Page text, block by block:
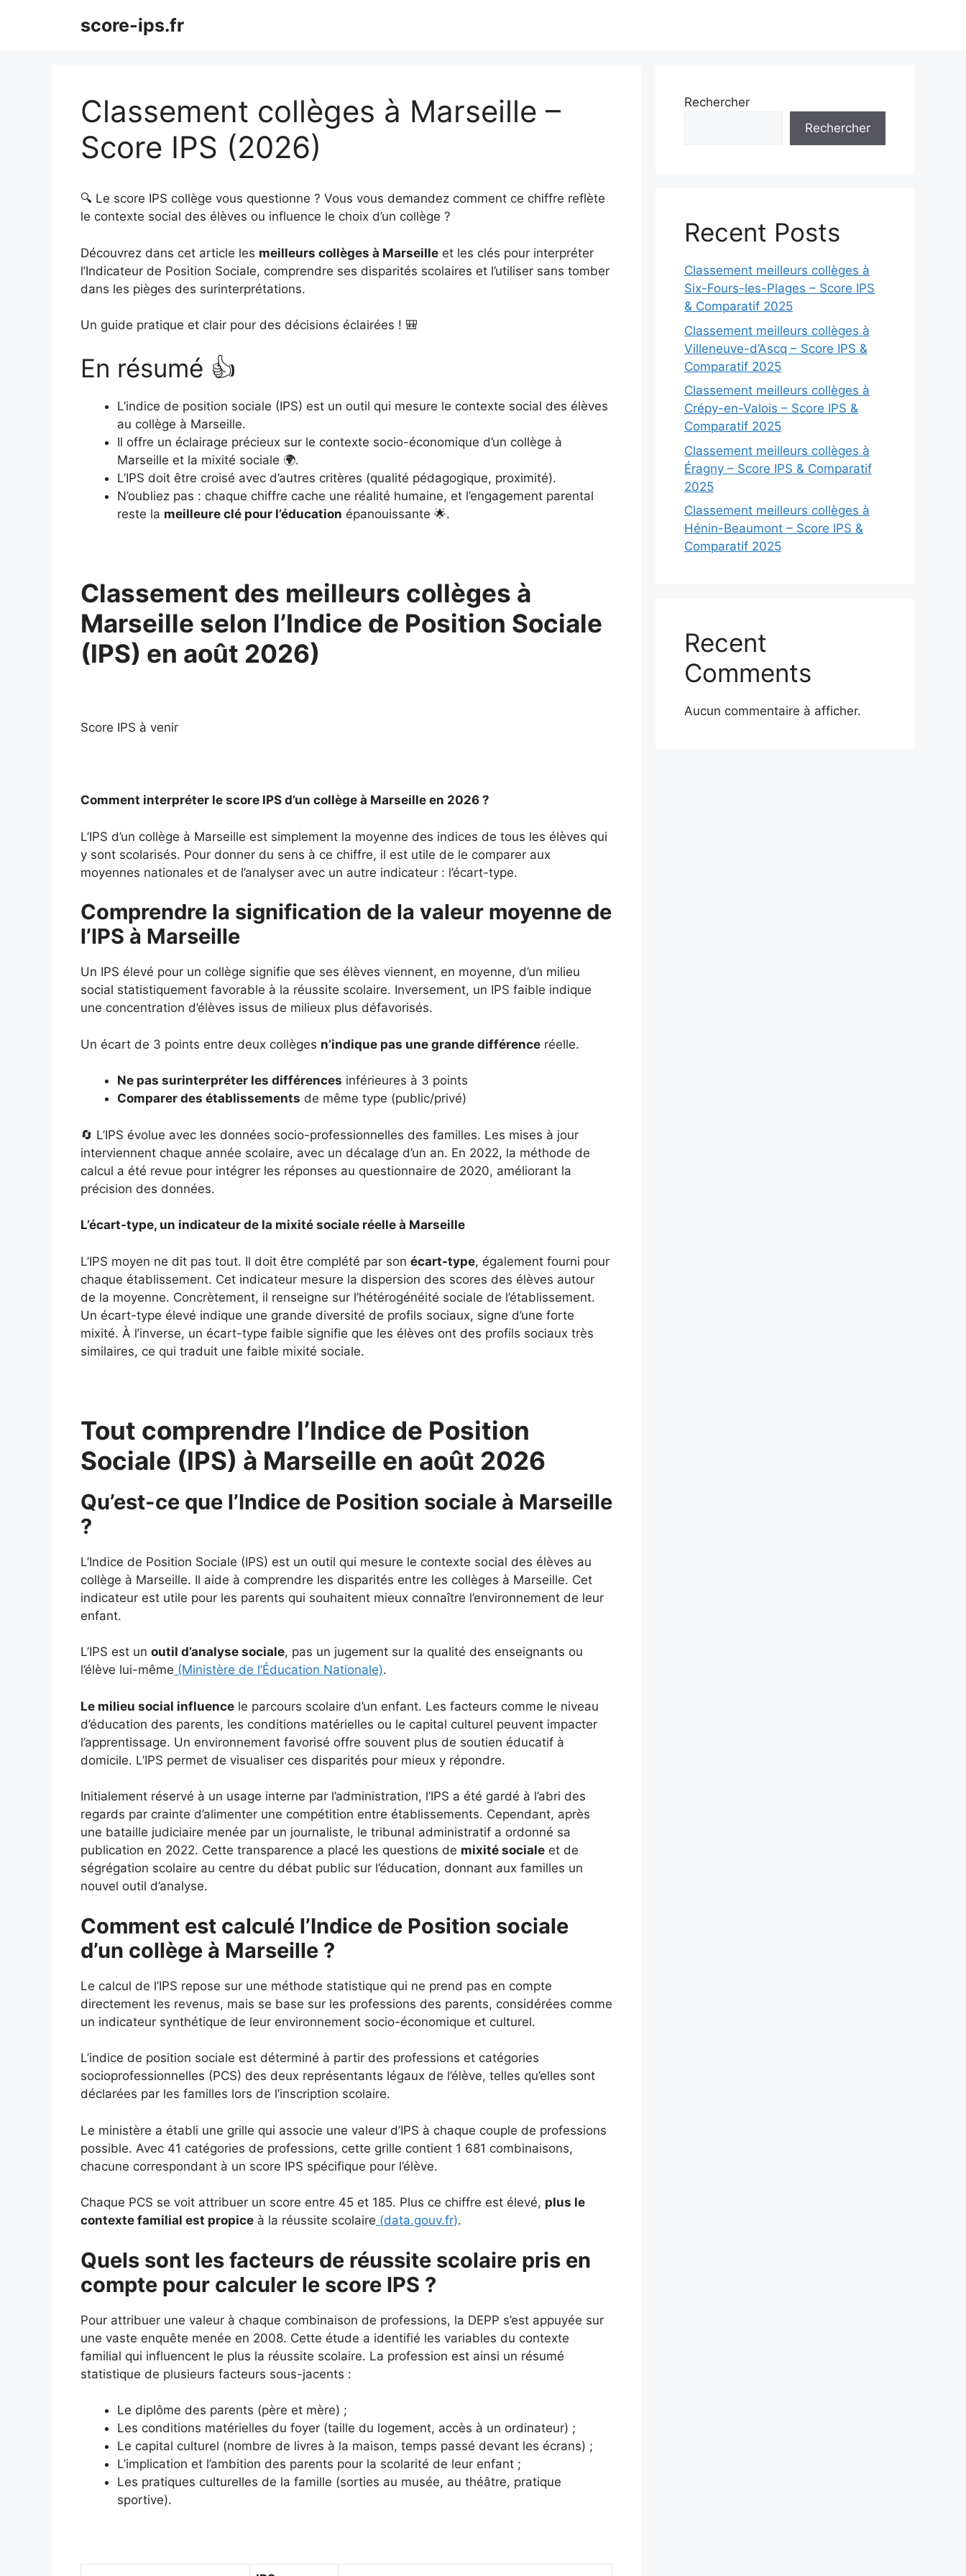
score-ips.fr
Classement collèges à Marseille –
Score IPS (2026)
🔍 Le score IPS collège vous questionne ? Vous vous demandez comment ce chiffre reflète
le contexte social des élèves ou influence le choix d’un collège ?
Découvrez dans cet article les meilleurs collèges à Marseille et les clés pour interpréter
l’Indicateur de Position Sociale, comprendre ses disparités scolaires et l’utiliser sans tomber
dans les pièges des surinterprétations.
Un guide pratique et clair pour des décisions éclairées ! 🎒
En résumé 👍
L’indice de position sociale (IPS) est un outil qui mesure le contexte social des élèves
au collège à Marseille.
Il offre un éclairage précieux sur le contexte socio-économique d’un collège à
Marseille et la mixité sociale 🌍.
L’IPS doit être croisé avec d’autres critères (qualité pédagogique, proximité).
N’oubliez pas : chaque chiffre cache une réalité humaine, et l’engagement parental
reste la meilleure clé pour l’éducation épanouissante 🌟.
Classement des meilleurs collèges à
Marseille selon l’Indice de Position Sociale
(IPS) en août 2026)
Score IPS à venir
Comment interpréter le score IPS d’un collège à Marseille en 2026 ?
L’IPS d’un collège à Marseille est simplement la moyenne des indices de tous les élèves qui
y sont scolarisés. Pour donner du sens à ce chiffre, il est utile de le comparer aux
moyennes nationales et de l’analyser avec un autre indicateur : l’écart-type.
Comprendre la signification de la valeur moyenne de
l’IPS à Marseille
Un IPS élevé pour un collège signifie que ses élèves viennent, en moyenne, d’un milieu
social statistiquement favorable à la réussite scolaire. Inversement, un IPS faible indique
une concentration d’élèves issus de milieux plus défavorisés.
Un écart de 3 points entre deux collèges n’indique pas une grande différence réelle.
Ne pas surinterpréter les différences inférieures à 3 points
Comparer des établissements de même type (public/privé)
🔄 L’IPS évolue avec les données socio-professionnelles des familles. Les mises à jour
interviennent chaque année scolaire, avec un décalage d’un an. En 2022, la méthode de
calcul a été revue pour intégrer les réponses au questionnaire de 2020, améliorant la
précision des données.
L’écart-type, un indicateur de la mixité sociale réelle à Marseille
L’IPS moyen ne dit pas tout. Il doit être complété par son écart-type, également fourni pour
chaque établissement. Cet indicateur mesure la dispersion des scores des élèves autour
de la moyenne. Concrètement, il renseigne sur l’hétérogénéité sociale de l’établissement.
Un écart-type élevé indique une grande diversité de profils sociaux, signe d’une forte
mixité. À l’inverse, un écart-type faible signifie que les élèves ont des profils sociaux très
similaires, ce qui traduit une faible mixité sociale.
Tout comprendre l’Indice de Position
Sociale (IPS) à Marseille en août 2026
Qu’est-ce que l’Indice de Position sociale à Marseille
?
L’Indice de Position Sociale (IPS) est un outil qui mesure le contexte social des élèves au
collège à Marseille. Il aide à comprendre les disparités entre les collèges à Marseille. Cet
indicateur est utile pour les parents qui souhaitent mieux connaître l’environnement de leur
enfant.
L’IPS est un outil d’analyse sociale, pas un jugement sur la qualité des enseignants ou
l’élève lui-même (Ministère de l’Éducation Nationale).
Le milieu social influence le parcours scolaire d’un enfant. Les facteurs comme le niveau
d’éducation des parents, les conditions matérielles ou le capital culturel peuvent impacter
l’apprentissage. Un environnement favorisé offre souvent plus de soutien éducatif à
domicile. L’IPS permet de visualiser ces disparités pour mieux y répondre.
Initialement réservé à un usage interne par l’administration, l’IPS a été gardé à l’abri des
regards par crainte d’alimenter une compétition entre établissements. Cependant, après
une bataille judiciaire menée par un journaliste, le tribunal administratif a ordonné sa
publication en 2022. Cette transparence a placé les questions de mixité sociale et de
ségrégation scolaire au centre du débat public sur l’éducation, donnant aux familles un
nouvel outil d’analyse.
Comment est calculé l’Indice de Position sociale
d’un collège à Marseille ?
Le calcul de l’IPS repose sur une méthode statistique qui ne prend pas en compte
directement les revenus, mais se base sur les professions des parents, considérées comme
un indicateur synthétique de leur environnement socio-économique et culturel.
L’indice de position sociale est déterminé à partir des professions et catégories
socioprofessionnelles (PCS) des deux représentants légaux de l’élève, telles qu’elles sont
déclarées par les familles lors de l’inscription scolaire.
Le ministère a établi une grille qui associe une valeur d’IPS à chaque couple de professions
possible. Avec 41 catégories de professions, cette grille contient 1 681 combinaisons,
chacune correspondant à un score IPS spécifique pour l’élève.
Chaque PCS se voit attribuer un score entre 45 et 185. Plus ce chiffre est élevé, plus le
contexte familial est propice à la réussite scolaire (data.gouv.fr).
Quels sont les facteurs de réussite scolaire pris en
compte pour calculer le score IPS ?
Pour attribuer une valeur à chaque combinaison de professions, la DEPP s’est appuyée sur
une vaste enquête menée en 2008. Cette étude a identifié les variables du contexte
familial qui influencent le plus la réussite scolaire. La profession est ainsi un résumé
statistique de plusieurs facteurs sous-jacents :
Le diplôme des parents (père et mère) ;
Les conditions matérielles du foyer (taille du logement, accès à un ordinateur) ;
Le capital culturel (nombre de livres à la maison, temps passé devant les écrans) ;
L’implication et l’ambition des parents pour la scolarité de leur enfant ;
Les pratiques culturelles de la famille (sorties au musée, au théâtre, pratique
sportive).
Rechercher
Rechercher
Recent Posts
Classement meilleurs collèges à
Six-Fours-les-Plages – Score IPS
& Comparatif 2025
Classement meilleurs collèges à
Villeneuve-d’Ascq – Score IPS &
Comparatif 2025
Classement meilleurs collèges à
Crépy-en-Valois – Score IPS &
Comparatif 2025
Classement meilleurs collèges à
Éragny – Score IPS & Comparatif
2025
Classement meilleurs collèges à
Hénin-Beaumont – Score IPS &
Comparatif 2025
Recent
Comments
Aucun commentaire à afficher.